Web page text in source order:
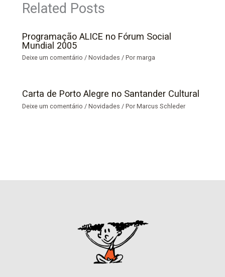
Related Posts
Programação ALICE no Fórum Social
Mundial 2005
Deixe um comentário /Novidades / Pormarga
Carta de Porto Alegre no Santander Cultural
Deixe um comentário /Novidades / PorMarcus Schleder